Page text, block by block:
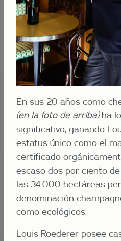
En sus 20 años como
(en la foto de arriba)ha
significativo, ganando
estatus único como el
certificado
escaso dos por ciento
las 34.000 hectáreas
denominación
como ecológicos.
Louis Roederer posee